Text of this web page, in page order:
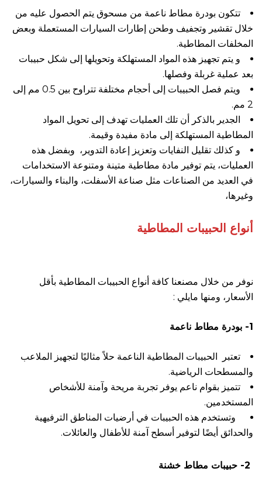
تتكون بودرة مطاط ناعمة من مسحوق يتم الحصول عليه من
خلال تقشير وتجفيف وطحن إطارات السيارات المستعملة وبعض
المخلفات المطاطية.
و يتم تجهيز هذه المواد المستهلكة وتحويلها إلى شكل حبيبات
بعد عملية غربلة وفصلها.
ويتم فصل الحبيبات إلى أحجام مختلفة تتراوح بين 0.5 مم إلى
2 مم.
الجدير بالذكر أن تلك العمليات تهدف إلى تحويل المواد
المطاطية المستهلكة إلى مادة مفيدة وقيمة.
و كذلك تقليل النفايات وتعزيز إعادة التدوير، وبفضل هذه
العمليات، يتم توفير مادة مطاطية متينة ومتنوعة الاستخدامات
في العديد من الصناعات مثل صناعة الأسفلت، والبناء والسيارات،
وغيرها،
أنواع الحبيبات المطاطية
نوفر من خلال مصنعنا كافة أنواع الحبيبات المطاطية بأقل
الأسعار، ومنها مايلي :
1- بودرة مطاط ناعمة
تعتبر الحبيبات المطاطية الناعمة حلاً مثاليًا لتجهيز الملاعب
والمسطحات الرياضية.
تتميز بقوام ناعم يوفر تجربة مريحة وآمنة للأشخاص
المستخدمين.
وتستخدم هذه الحبيبات في أرضيات المناطق الترفيهية
والحدائق أيضًا لتوفير أسطح آمنة للأطفال والعائلات.